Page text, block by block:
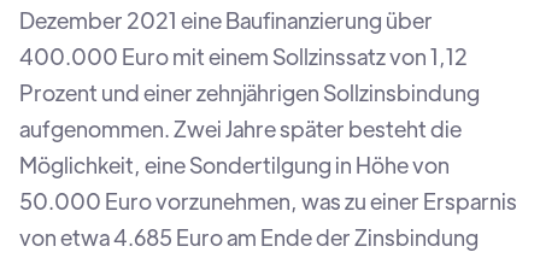
Dezember 2021 eine Baufinanzierung über
400.000 Euro mit einem Sollzinssatz von 1,12
Prozent und einer zehnjährigen Sollzinsbindung
aufgenommen. Zwei Jahre später besteht die
Möglichkeit, eine Sondertilgung in Höhe von
50.000 Euro vorzunehmen, was zu einer Ersparnis
von etwa 4.685 Euro am Ende der Zinsbindung